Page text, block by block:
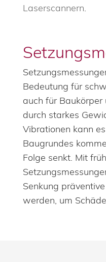
Laserscannern.
Bedeutung für
auch für Baukörper
durch starkes
Vibrationen kann
Baugrundes
Folge senkt. Mit
Senkung
werden, um